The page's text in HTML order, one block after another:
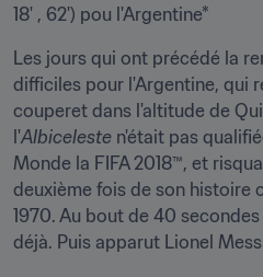
18' , 62') pou l'Argentine*
Les jours qui ont précédé la
difficiles pour l'Argentine, qui
couperet dans l'altitude de
l'Albiceleste n'était pas
Monde la FIFA 2018™, et
deuxième fois de son histoire
1970. Au bout de 40
déjà. Puis apparut Lionel